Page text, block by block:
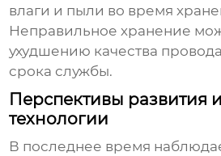
влаги и пыли во время
Неправильное хранение
ухудшению качества
срока службы.
Перспективы развития
технологии
В последнее время